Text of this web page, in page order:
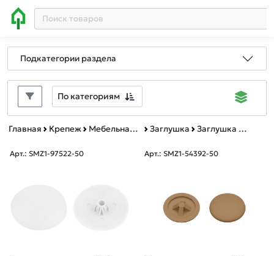
Подкатегории раздела
По категориям
Главная Крепеж Мебельная фурнитура Заглушка Заглушка для самореза PH2 зип-лок
Арт.: SMZ1-97522-50 Арт.: SMZ1-54392-50